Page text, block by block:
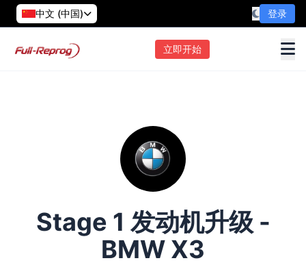
中文 (中国) 登录
立即开始
Stage 1 发动机升级 -
BMW X3